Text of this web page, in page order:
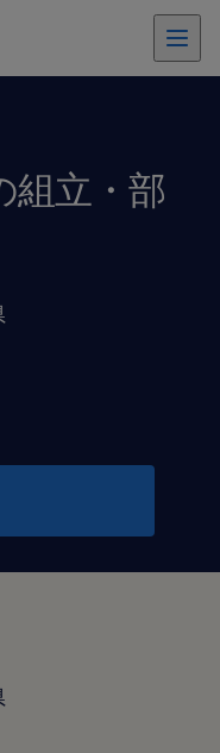
組立・部